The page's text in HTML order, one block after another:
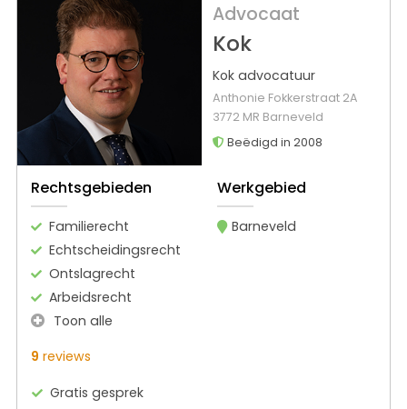
Advocaat
Kok
Kok advocatuur
Anthonie Fokkerstraat 2A
3772 MR Barneveld
Beëdigd in 2008
Rechtsgebieden
Familierecht
Echtscheidingsrecht
Ontslagrecht
Arbeidsrecht
Toon alle
Werkgebied
Barneveld
9 reviews
Gratis gesprek